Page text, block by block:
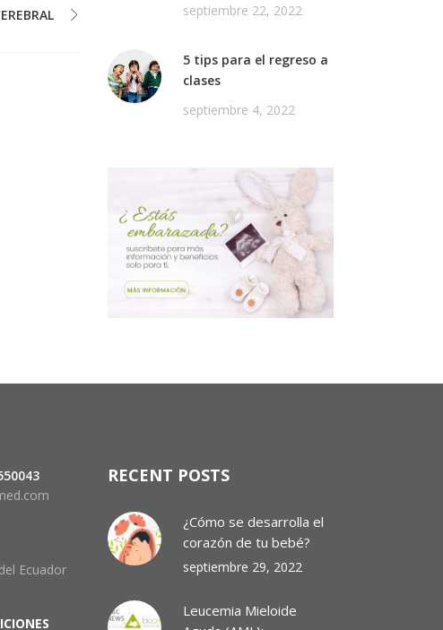
septiembre 22, 2022
5 tips para el regreso a
clases
septiembre 4, 2022
Ecuador
RECENT POSTS
¿Cómo se desarrolla el
corazón de tu bebé?
septiembre 29, 2022
Leucemia Mieloide